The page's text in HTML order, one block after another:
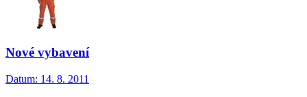
Nové vybavení
Datum: 14. 8. 2011